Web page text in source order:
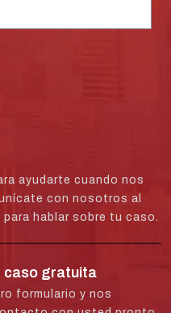
ayudarte cuando nos
con nosotros al
hablar sobre tu caso.
caso gratuita
formulario y nos